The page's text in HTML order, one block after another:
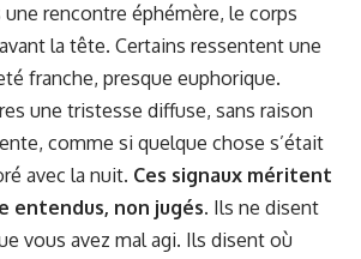
une rencontre éphémère, le corps
la tête. Certains ressentent une
franche, presque euphorique.
une tristesse diffuse, sans raison
comme si quelque chose s’était
avec la nuit. Ces signaux méritent
entendus, non jugés. Ils ne disent
vous avez mal agi. Ils disent où